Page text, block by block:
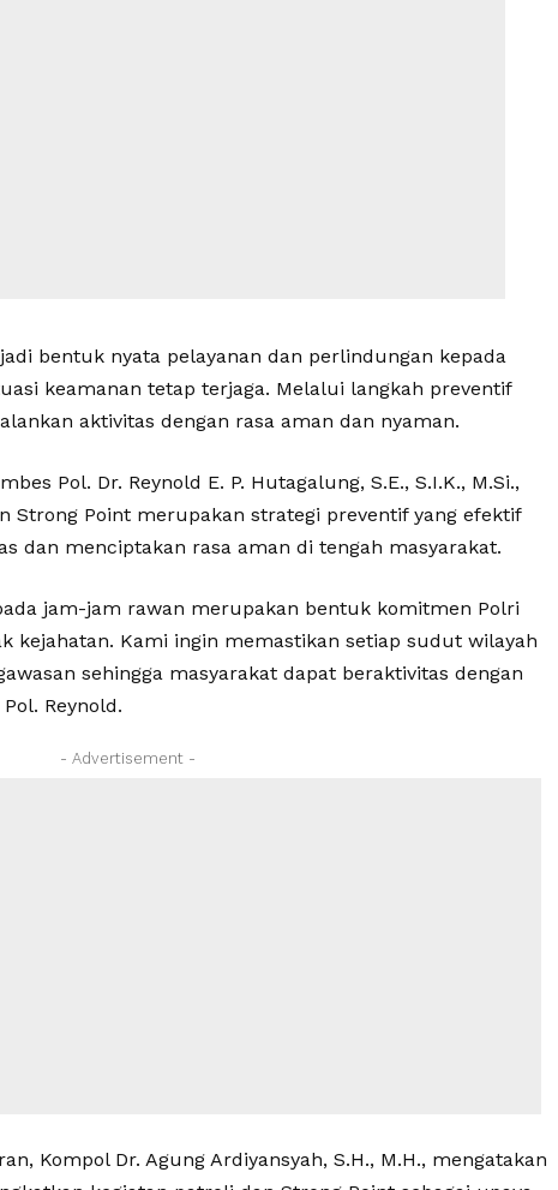
bentuk nyata pelayanan dan perlindungan kepada
keamanan tetap terjaga. Melalui langkah preventif
aktivitas dengan rasa aman dan nyaman.
Pol. Dr. Reynold E. P. Hutagalung, S.E., S.I.K., M.Si.,
Strong Point merupakan strategi preventif yang efektif
dan menciptakan rasa aman di tengah masyarakat.
jam-jam rawan merupakan bentuk komitmen Polri
kejahatan. Kami ingin memastikan setiap sudut wilayah
sehingga masyarakat dapat beraktivitas dengan
Reynold.
- Advertisement -
Kompol Dr. Agung Ardiyansyah, S.H., M.H., mengatakan